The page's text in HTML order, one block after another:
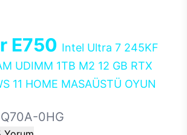
E750 Intel Ultra 7 245KF
UDIMM 1TB M2 12 GB RTX
11 HOME MASAÜSTÜ OYUN
0HG